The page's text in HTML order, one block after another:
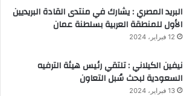
البريد المصري : يشارك في منتدى القادة البريديين
الأول للمنطقة العربية بسلطنة عمان
12 فبراير، 2024
نيفين الكيلاني : تلتقي رئيس هيئة الترفيه
السعودية لبحث سُبل التعاون
13 فبراير، 2024